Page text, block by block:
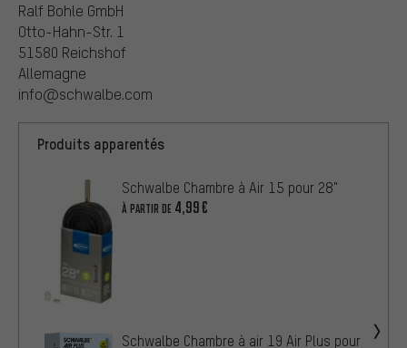
Ralf Bohle GmbH
Otto-Hahn-Str. 1
51580 Reichshof
Allemagne
info@schwalbe.com
Produits apparentés
Schwalbe Chambre à Air 15 pour 28"
À PARTIR DE 4,99€
Schwalbe Chambre à air 19 Air Plus pour